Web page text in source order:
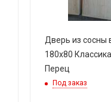
Дверь из сосны
180х80
Перец
Под заказ